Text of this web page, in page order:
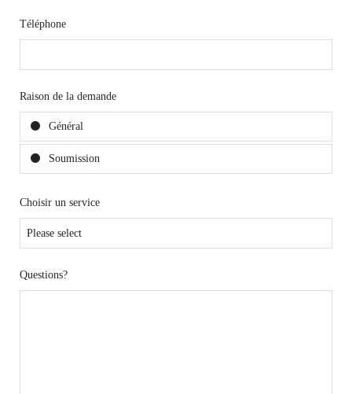
Téléphone
Raison de la demande
Général
Soumission
Choisir un service
Questions?